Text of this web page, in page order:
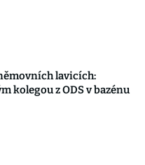
lavicích:
kolegou z ODS v bazénu